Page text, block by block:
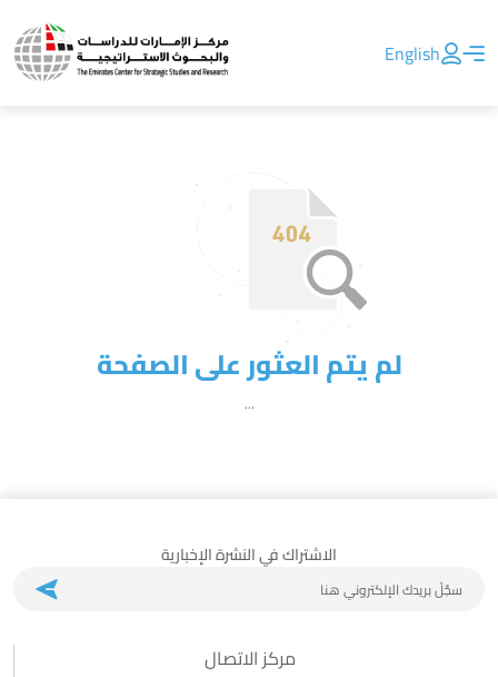
English
لم يتم العثور على الصفحة
...
الاشتراك في النشرة الإخبارية
مركز الاتصال